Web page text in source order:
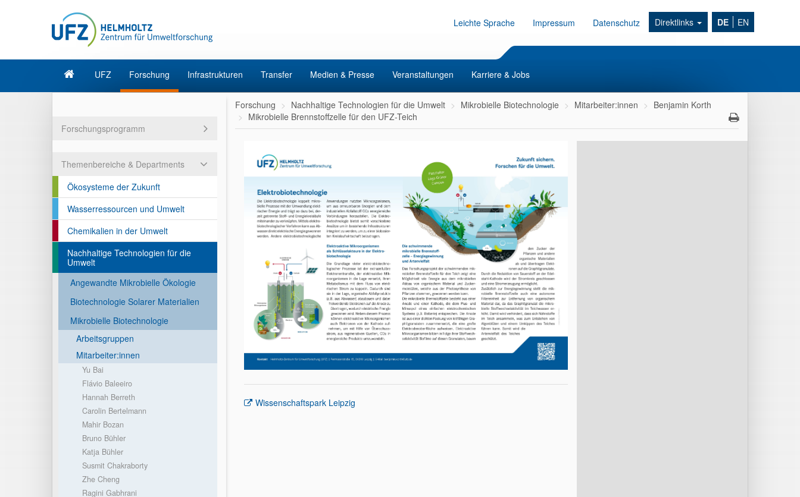
Leichte Sprache Impressum Datenschutz Direktlinks DE EN
UFZ Forschung Infrastrukturen Transfer Medien & Presse Veranstaltungen Karriere & Jobs
Forschungsprogramm
Themenbereiche & Departments
Ökosysteme der Zukunft
Wasserressourcen und Umwelt
Chemikalien in der Umwelt
Nachhaltige Technologien für die
Umwelt
Angewandte Mikrobielle Ökologie
Biotechnologie Solarer Materialien
Mikrobielle Biotechnologie
Arbeitsgruppen
Mitarbeiter:innen
Yu Bai
Flávio Baleeiro
Hannah Berreth
Carolin Bertelmann
Mahir Bozan
Bruno Bühler
Katja Bühler
Susmit Chakraborty
Zhe Cheng
Ragini Gabhrani
Forschung Nachhaltige Technologien für die Umwelt Mikrobielle Biotechnologie Mitarbeiter:innen
Benjamin Korth
Mikrobielle Brennstoffzelle für den UFZ-Teich
Wissenschaftspark Leipzig